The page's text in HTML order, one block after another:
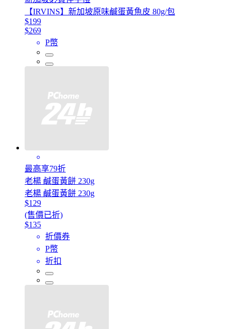
【IRVINS】新加坡原味鹹蛋黃魚皮 80g/包
$199
$269
P幣
最高享79折
老楊 鹹蛋黃餅 230g
老楊 鹹蛋黃餅 230g
$129
(售價已折)
$135
折價券
P幣
折扣